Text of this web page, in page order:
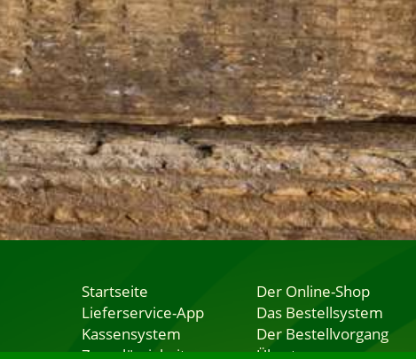
Startseite
Lieferservice-App
Kassensystem
Zuverlässigkeit
Der Online-Shop
Das Bestellsystem
Der Bestellvorgang
Übertragung